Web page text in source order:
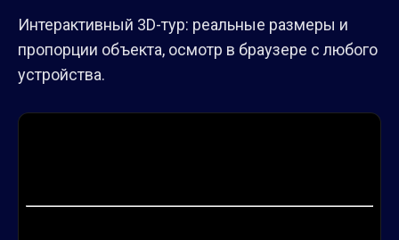
Интерактивный 3D-тур: реальные размеры и
пропорции объекта, осмотр в браузере с любого
устройства.